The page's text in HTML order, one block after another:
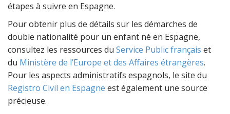
étapes à suivre en Espagne.
Pour obtenir plus de détails sur les démarches de
double nationalité pour un enfant né en Espagne,
consultez les ressources du Service Public français et
du Ministère de l’Europe et des Affaires étrangères.
Pour les aspects administratifs espagnols, le site du
Registro Civil en Espagne est également une source
précieuse.